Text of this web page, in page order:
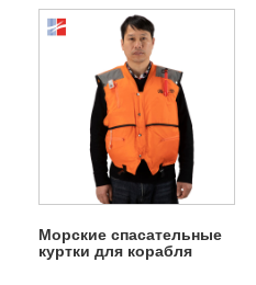
Морские спасательные
куртки для корабля